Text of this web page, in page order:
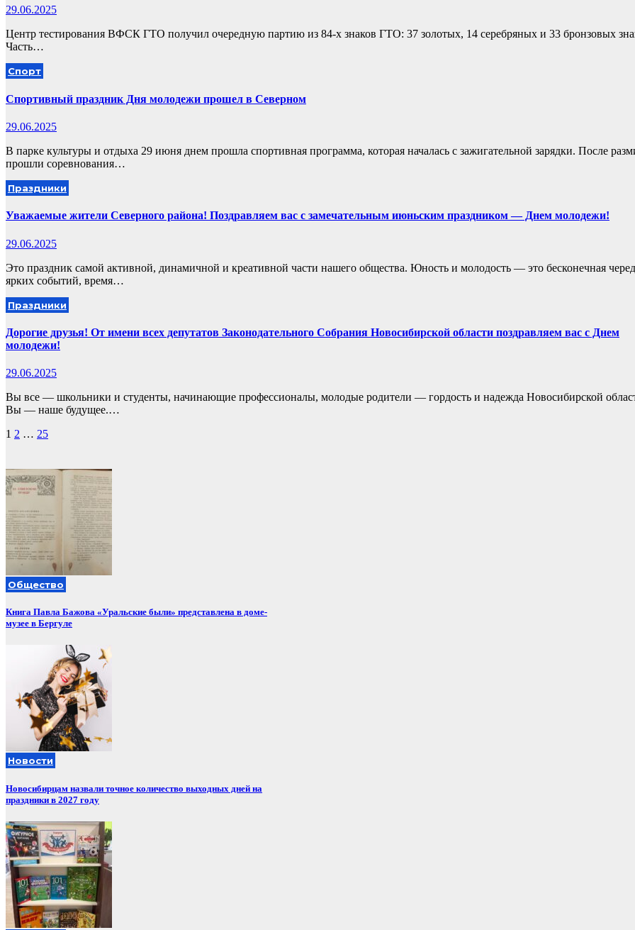
29.06.2025
Центр тестирования ВФСК ГТО получил очередную партию из 84-х знаков ГТО: 37 золотых, 14 серебряных и 33 бронзовых
Часть…
Спорт
Спортивный праздник Дня молодежи прошел в Северном
29.06.2025
В парке культуры и отдыха 29 июня днем прошла спортивная программа, которая началась с зажигательной зарядки. После
прошли соревнования…
Праздники
Уважаемые жители Северного района! Поздравляем вас с замечательным июньским праздником — Днем молодежи!
29.06.2025
Это праздник самой активной, динамичной и креативной части нашего общества. Юность и молодость — это бесконечная
ярких событий, время…
Праздники
Дорогие друзья! От имени всех депутатов Законодательного Собрания Новосибирской области поздравляем вас с Днем
молодежи!
29.06.2025
Вы все — школьники и студенты, начинающие профессионалы, молодые родители — гордость и надежда Новосибирской
Вы — наше будущее.…
Пагинация
1 2 … 25
Общество
Книга Павла Бажова «Уральские были» представлена в доме-
музее в Бергуле
Новости
Новосибирцам назвали точное количество выходных дней на
праздники в 2027 году